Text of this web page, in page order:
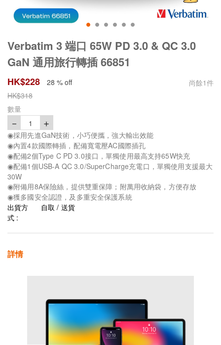
Verbatim 3 端口 65W PD 3.0 & QC 3.0
GaN 通用旅行轉插 66851
HK$228 28 % off 尚餘1件
HK$318
數量
－ 1 ＋
◉採用先進GaN技術，小巧便攜，強大輸出效能
◉內置4款國際轉插，配備寬電壓AC國際插孔
◉配備2個Type C PD 3.0接口，單獨使用最高支持65W快充
◉配備1個USB-A QC 3.0/SuperCharge充電口，單獨使用支援最大
30W
◉附備用8A保險絲，提供雙重保障；附萬用收納袋，方便存放
◉獲多國安全認證，及多重安全保護系統
出貨方
式 :
自取 / 送貨
詳情